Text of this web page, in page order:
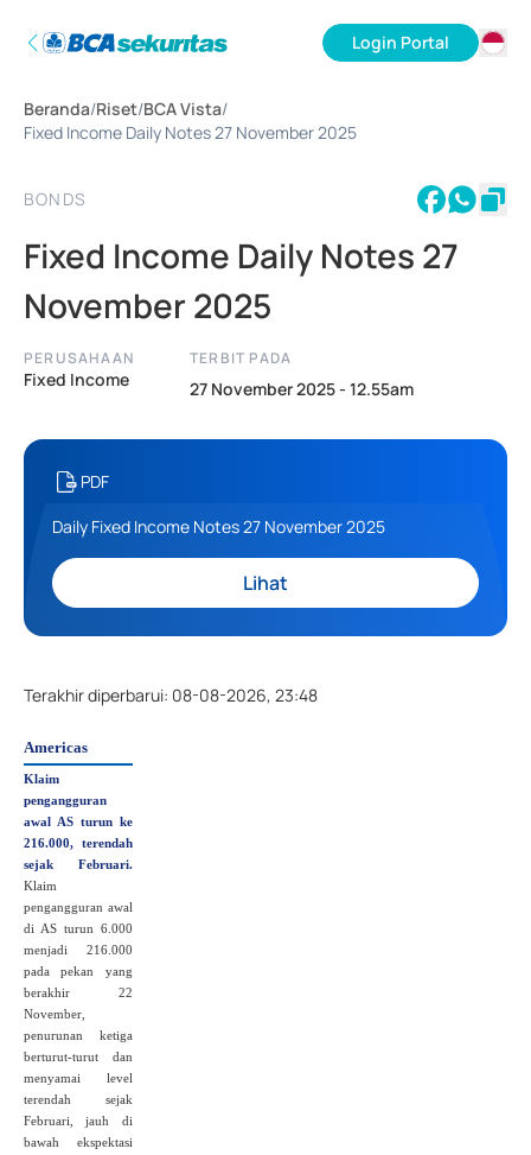
Login Portal
Beranda/Riset/BCA Vista/
Fixed Income Daily Notes 27 November 2025
BONDS
Fixed Income Daily Notes 27
November 2025
PERUSAHAAN
Fixed Income
TERBIT PADA
27 November 2025 - 12.55am
PDF
Daily Fixed Income Notes 27 November 2025
Lihat
Terakhir diperbarui: 08-08-2026, 23:48
Americas
Klaim
pengangguran
awal AS turun ke
216.000, terendah
sejak Februari.
Klaim
pengangguran awal
di AS turun 6.000
menjadi 216.000
pada pekan yang
berakhir 22
November,
penurunan ketiga
berturut-turut dan
menyamai level
terendah sejak
Februari, jauh di
bawah ekspektasi